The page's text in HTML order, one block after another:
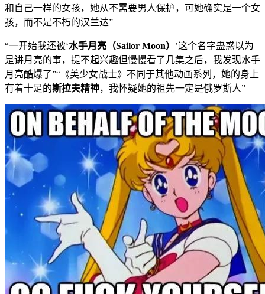
和自己一样的女孩，她从不需要男人保护，可她确实是一个女
孩，而不是不朽的汉兰达”
“一开始我还被‘水手月亮（Sailor Moon） ’这个名字蛊惑以为
是讲月亮的事，提不起兴趣但慢慢看了几集之后，我发现水手
月亮酷爆了”“《美少女战士》不同于其他动画系列，她的身上
有着十足的斯拉夫精神，我怀疑她的祖先一定是俄罗斯人”